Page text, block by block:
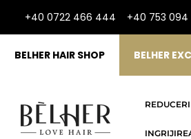
+40 0722 466 444 +40 753 094
BELHER HAIR SHOP BELHER
REDUCERI